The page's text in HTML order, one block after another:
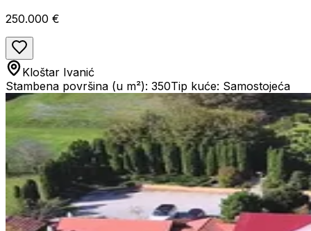
250.000 €
Kloštar Ivanić
Stambena površina (u m²): 350Tip kuće: Samostojeća